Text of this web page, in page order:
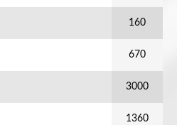
160
670
3000
1360